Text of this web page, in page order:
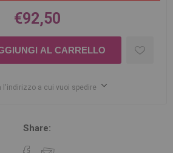
€92,50
l'indirizzo a cui vuoi spedire
Share: